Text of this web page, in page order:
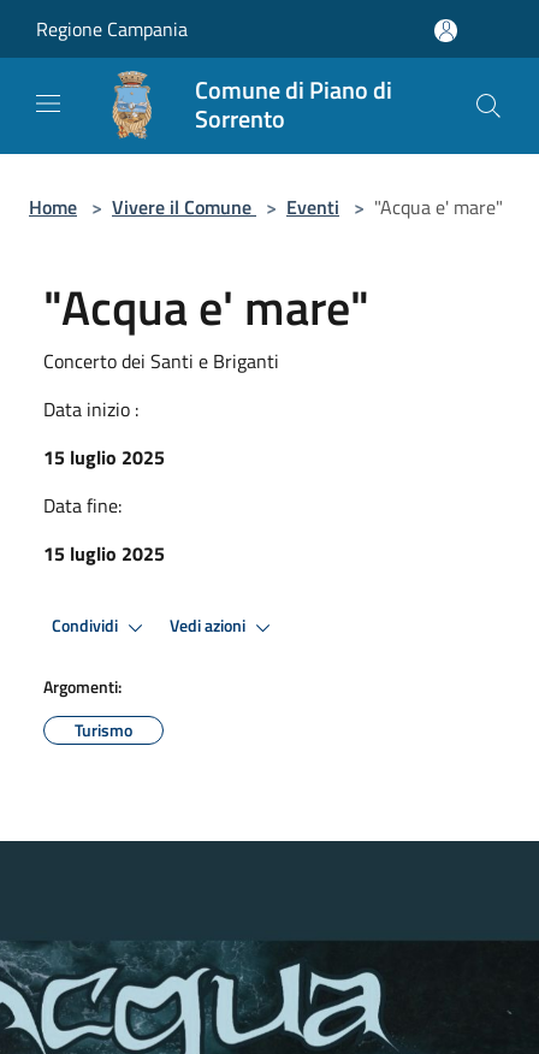
Regione Campania
Comune di Piano di
Sorrento
Home > Vivere il Comune > Eventi > "Acqua e' mare"
"Acqua e' mare"
Concerto dei Santi e Briganti
Data inizio :
15 luglio 2025
Data fine:
15 luglio 2025
Condividi Vedi azioni
Argomenti:
Turismo